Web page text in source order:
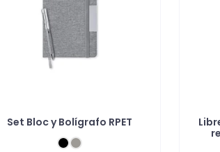
Set Bloc y Bolígrafo RPET